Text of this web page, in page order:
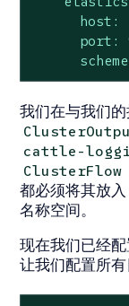
host:
port:
我们在与我们
cattle-
ClusterFlow
都必须将其放入
名称空间。
现在我们已经
让我们配置所